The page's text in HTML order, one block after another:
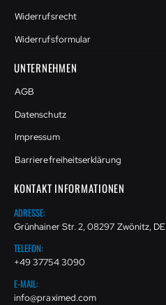
Widerrufsrecht
Widerrufsformular
UNTERNEHMEN
AGB
Datenschutz
Impressum
Barrierefreiheitserklärung
KONTAKT INFORMATIONEN
ADRESSE:
Grünhainer Str. 2, 08297 Zwönitz, DE
TELEFON:
+49 37754 3090
E-MAIL:
info@praximed.com